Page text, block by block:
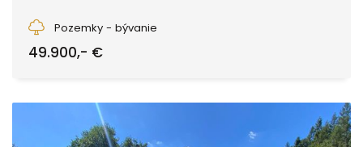
Pozemky - bývanie
49.900,- €